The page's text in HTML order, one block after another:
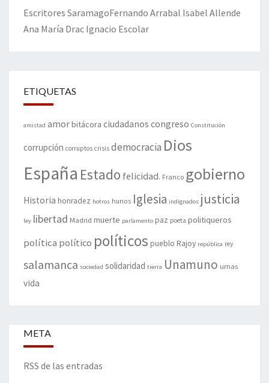
Escritores SaramagoFernando Arrabal Isabel Allende
Ana María Drac Ignacio Escolar
ETIQUETAS
amistad amorbitácora ciudadanos congreso Constitución
corrupción corruptos crisis democracia Dios
España Estado felicidad. Franco gobierno
Historia honradez hotros hunos Iglesia indignados justicia
ley libertad Madrid muerte parlamento paz poeta politiqueros
política político políticos pueblo Rajoy república rey
salamanca sociedad solidaridad tierra Unamuno urnas
vida
META
RSS de las entradas